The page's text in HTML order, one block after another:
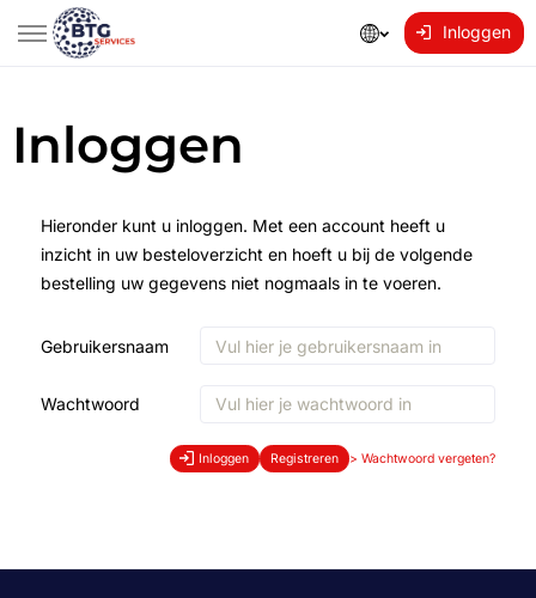
Inloggen
Inloggen
Hieronder kunt u inloggen. Met een account heeft u
inzicht in uw besteloverzicht en hoeft u bij de volgende
bestelling uw gegevens niet nogmaals in te voeren.
Gebruikersnaam
Wachtwoord
Inloggen Registreren > Wachtwoord vergeten?